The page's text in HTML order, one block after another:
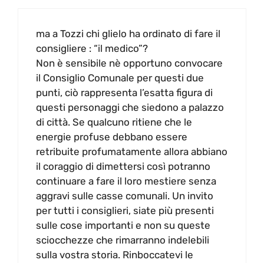
ma a Tozzi chi glielo ha ordinato di fare il
consigliere : “il medico”?
Non è sensibile nè opportuno convocare
il Consiglio Comunale per questi due
punti, ciò rappresenta l’esatta figura di
questi personaggi che siedono a palazzo
di città. Se qualcuno ritiene che le
energie profuse debbano essere
retribuite profumatamente allora abbiano
il coraggio di dimettersi così potranno
continuare a fare il loro mestiere senza
aggravi sulle casse comunali. Un invito
per tutti i consiglieri, siate più presenti
sulle cose importanti e non su queste
sciocchezze che rimarranno indelebili
sulla vostra storia. Rinboccatevi le